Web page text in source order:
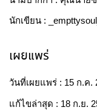
นักเขียน : _empttysoul_
เผยแพร่
วันที่เผยแพร่ : 15 ก.ค.
แก้ไขล่าสุด : 18 ก.ย.